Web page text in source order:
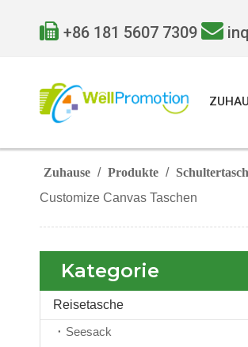
 +86 181 5607 7309 
Zuhause / Produkte /
Customize Canvas Taschen
Kategorie
Reisetasche
Seesack